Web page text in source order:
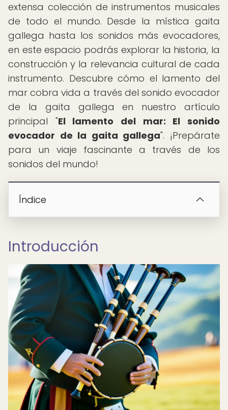
extensa colección de instrumentos musicales
de todo el mundo. Desde la mística gaita
gallega hasta los sonidos más evocadores,
en este espacio podrás explorar la historia, la
construcción y la relevancia cultural de cada
instrumento. Descubre cómo el lamento del
mar cobra vida a través del sonido evocador
de la gaita gallega en nuestro artículo
principal "El lamento del mar: El sonido
evocador de la gaita gallega". ¡Prepárate
para un viaje fascinante a través de los
sonidos del mundo!
Índice
Introducción